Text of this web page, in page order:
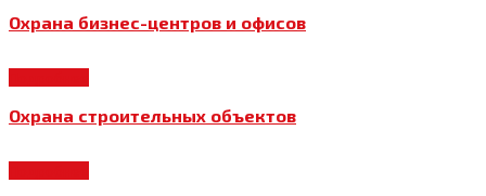
Охрана бизнес-центров и офисов
Охрана строительных объектов